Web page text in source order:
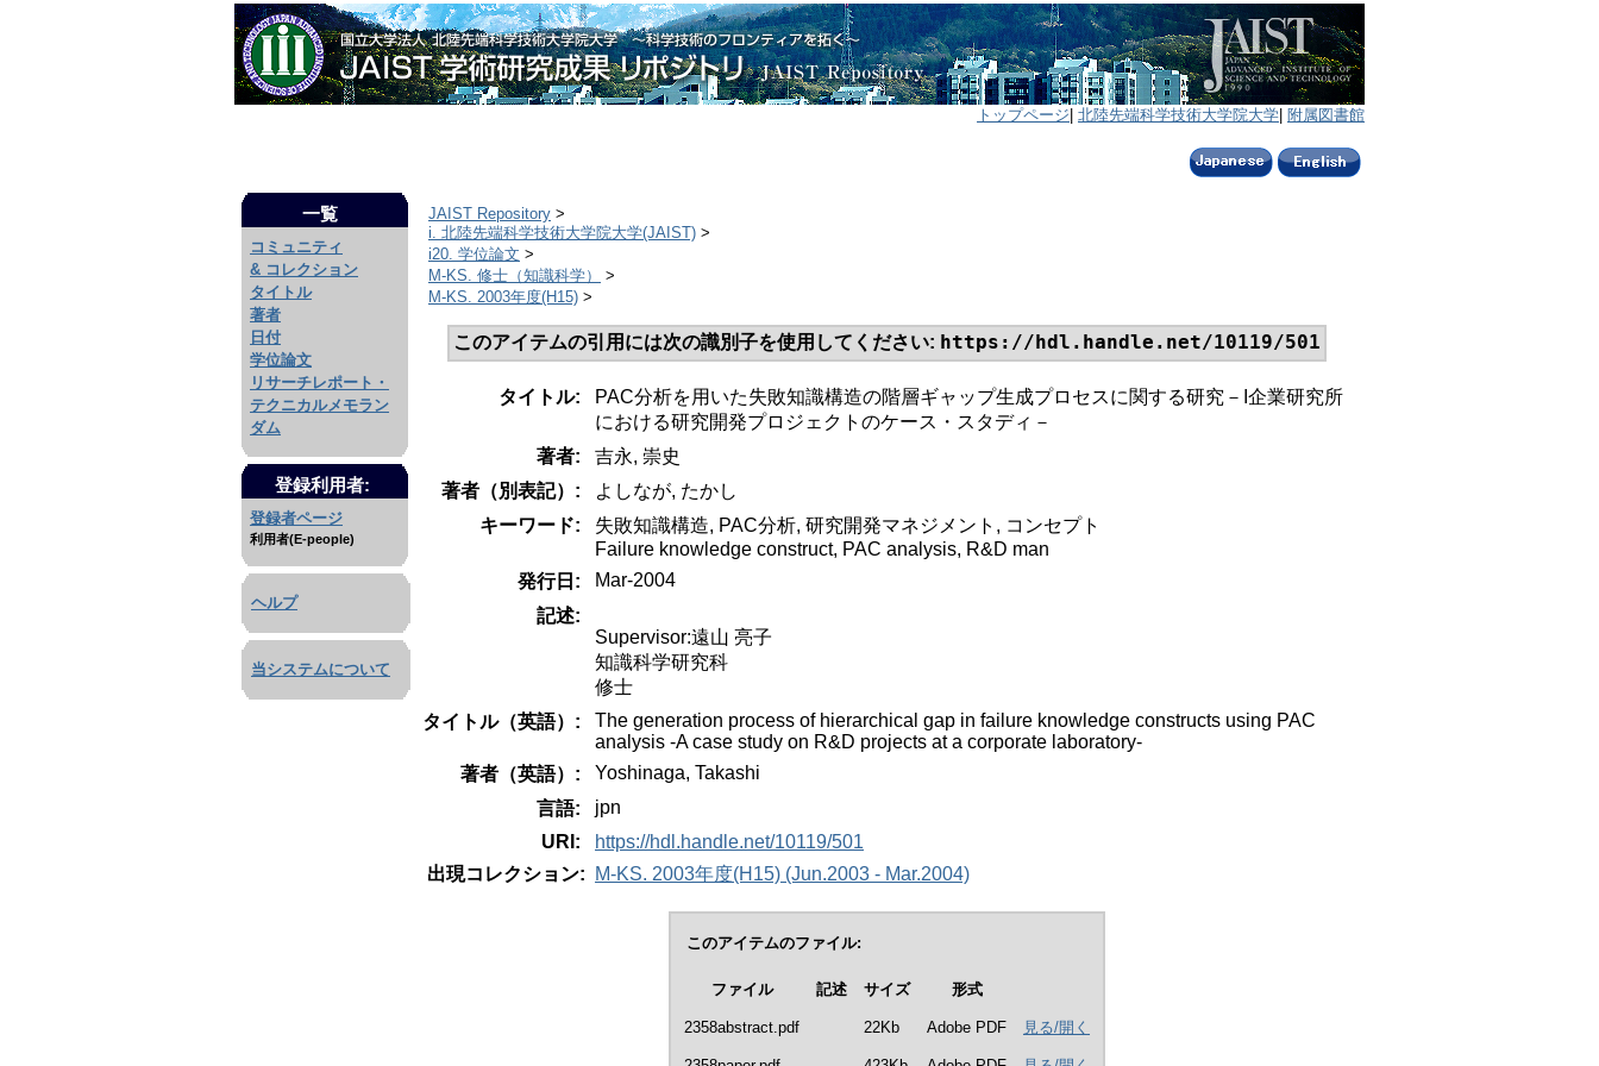
トップページ 北陸先端科学技術大学院大学 附属図書館
一覧
コミュニティ
& コレクション
タイトル
著者
日付
学位論文
リサーチレポート・
テクニカルメモラン
ダム
登録利用者:
登録者ページ
利用者(E-people)
ヘルプ
当システムについて
JAIST Repository >
i. 北陸先端科学技術大学院大学(JAIST) >
i20. 学位論文 >
M-KS. 修士（知識科学）
>
M-KS. 2003年度(H15) >
このアイテムの引用には次の識別子を使用してください: https://hdl.handle.net/10119/501
タイトル:
PAC分析を用いた失敗知識構造の階層ギャップ生成プロセスに関する研究－I企業研究所
における研究開発プロジェクトのケース・スタディ－
著者:
吉永, 崇史
著者（別表記）:
よしなが, たかし
キーワード:
失敗知識構造, PAC分析, 研究開発マネジメント, コンセプト
Failure knowledge construct, PAC analysis, R&D man
発行日:
Mar-2004
記述:
Supervisor:遠山 亮子
知識科学研究科
修士
タイトル（英語）:
The generation process of hierarchical gap in failure knowledge constructs using PAC
analysis -A case study on R&D projects at a corporate laboratory-
著者（英語）:
Yoshinaga, Takashi
言語:
jpn
URI:
https://hdl.handle.net/10119/501
出現コレクション:
M-KS. 2003年度(H15) (Jun.2003 - Mar.2004)
このアイテムのファイル:
ファイル 記述 サイズ 形式
2358abstract.pdf 22Kb Adobe PDF 見る/開く